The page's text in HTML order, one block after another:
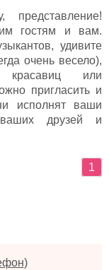
представление!
гостям и вам.
удивите
очень весело),
красавиц или
пригласить и
исполнят ваши
друзей и
1
)